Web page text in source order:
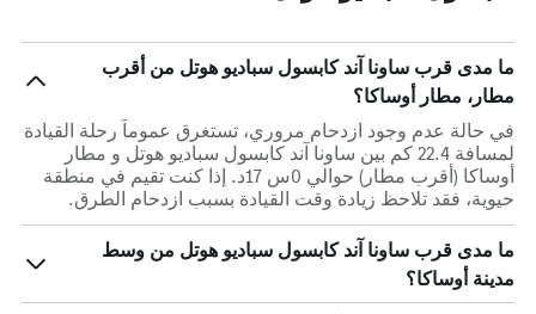
ما مدى قرب ساونا آند كابسول سباديو هوتل من أقرب
مطار، مطار أوساكا؟
في حالة عدم وجود ازدحام مروري، تستغرق عموماً رحلة القيادة
لمسافة 22.4 كم بين ساونا آند كابسول سباديو هوتل و مطار
أوساكا (أقرب مطار) حوالي 0س 17د. إذا كنت تقيم في منطقة
حيوية، فقد تلاحظ زيادة وقت القيادة بسبب ازدحام الطرق.
ما مدى قرب ساونا آند كابسول سباديو هوتل من وسط
مدينة أوساكا؟